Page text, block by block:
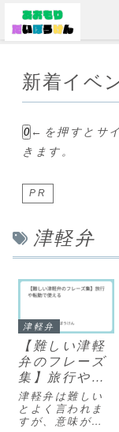
新着イベ
0 ←を押すとサ
きます。
PR
津軽弁
津軽弁
【難しい津軽
弁のフレーズ
集】旅行や転
勤で使える
津軽弁は難しい
とよく言われま
すが、意味がわ
メニュー